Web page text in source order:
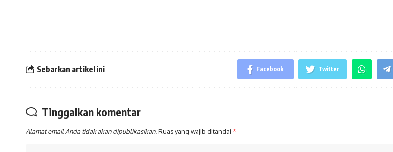
Sebarkan artikel ini Facebook Twitter
Tinggalkan komentar
Alamat email Anda tidak akan dipublikasikan.Ruas yang wajib ditandai *